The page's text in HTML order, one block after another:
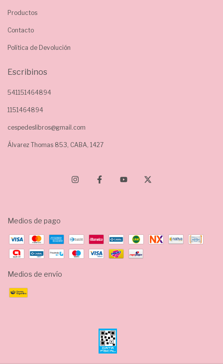
Productos
Contacto
Política de Devolución
Escribinos
541151464894
1151464894
cespedeslibros@gmail.com
Álvarez Thomas 853, CABA, 1427
Medios de pago
Medios de envío